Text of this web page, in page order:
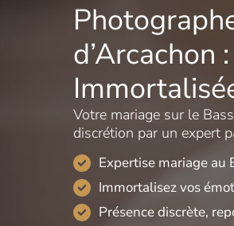
d’Arcachon
Votre mariage sur le
discrétion par un expert
Expertise mariage au
Immortalisez vos
Présence discrète,